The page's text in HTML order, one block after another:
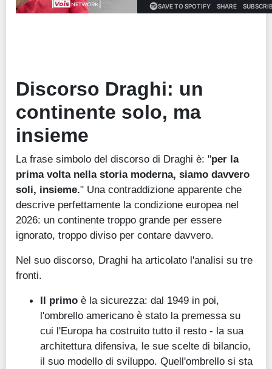
Discorso Draghi: un
continente solo, ma
insieme
La frase simbolo del discorso di Draghi è: "per la
prima volta nella storia moderna, siamo davvero
soli, insieme." Una contraddizione apparente che
descrive perfettamente la condizione europea nel
2026: un continente troppo grande per essere
ignorato, troppo diviso per contare davvero.
Nel suo discorso, Draghi ha articolato l'analisi su tre
fronti.
Il primo è la sicurezza: dal 1949 in poi,
l'ombrello americano è stato la premessa su
cui l'Europa ha costruito tutto il resto - la sua
architettura difensiva, le sue scelte di bilancio,
il suo modello di sviluppo. Quell'ombrello si sta